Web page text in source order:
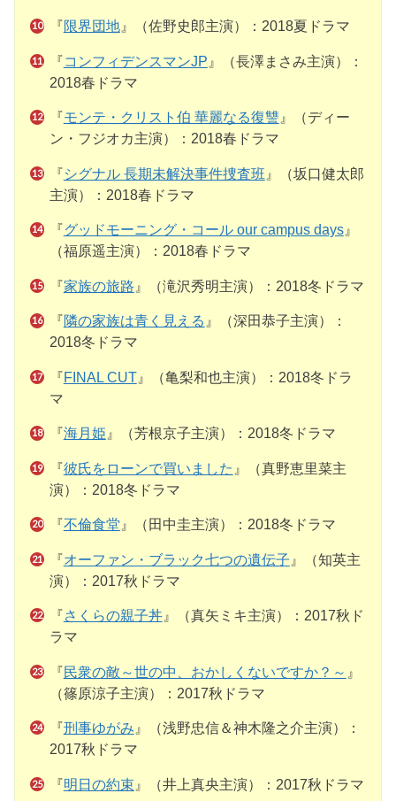
『限界団地』（佐野史郎主演）：2018夏ドラマ
『コンフィデンスマンJP 』（長澤まさみ主演）：
2018春ドラマ
『モンテ・クリスト伯 華麗なる復讐』（ディー
ン・フジオカ主演）：2018春ドラマ
『シグナル 長期未解決事件捜査班 』（坂口健太郎
主演）：2018春ドラマ
『グッドモーニング・コール our campus days』
（福原遥主演）：2018春ドラマ
『家族の旅路 』（滝沢秀明主演）：2018冬ドラマ
『隣の家族は青く見える 』（深田恭子主演）：
2018冬ドラマ
『FINAL CUT』（亀梨和也主演）：2018冬ドラ
マ
『海月姫 』（芳根京子主演）：2018冬ドラマ
『彼氏をローンで買いました 』（真野恵里菜主
演）：2018冬ドラマ
『不倫食堂 』（田中圭主演）：2018冬ドラマ
『オーファン・ブラック七つの遺伝子 』（知英主
演）：2017秋ドラマ
『さくらの親子丼』（真矢ミキ主演）：2017秋ド
ラマ
『民衆の敵～世の中、おかしくないですか？～ 』
（篠原涼子主演）：2017秋ドラマ
『刑事ゆがみ 』（浅野忠信＆神木隆之介主演）：
2017秋ドラマ
『明日の約束 』（井上真央主演）：2017秋ドラマ